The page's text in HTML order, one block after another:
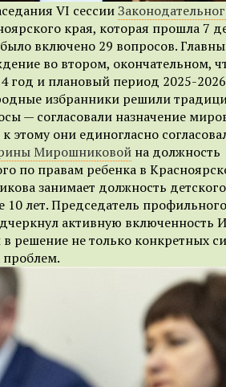
VI сессии
края, которая прошла 7
включено 29 вопросов.
во втором, окончательном,
год и плановый период 2025-
избранники решили
— согласовали назначение
этому они единогласно
Мирошниковой на должность
по правам ребенка в
занимает должность детского
10 лет. Председатель
активную включенность
решение не только конкретных